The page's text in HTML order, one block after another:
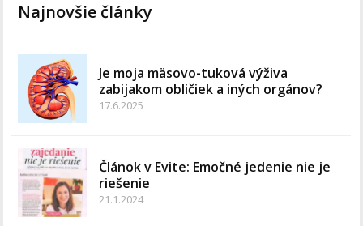
Najnovšie články
Je moja mäsovo-tuková výživa
zabijakom obličiek a iných orgánov?
17.6.2025
Článok v Evite: Emočné jedenie nie je
riešenie
21.1.2024